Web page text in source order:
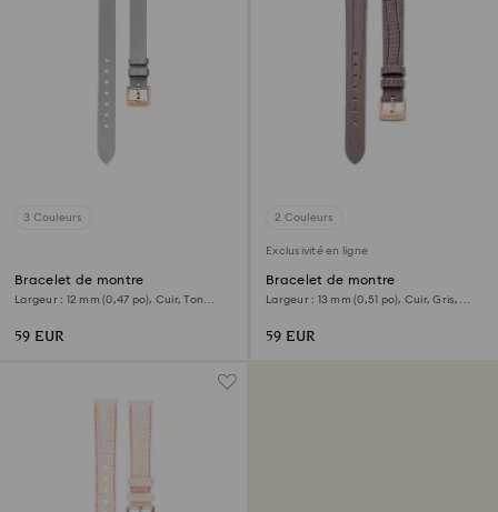
3 Couleurs
Bracelet de montre
Largeur : 12 mm (0,47 po), Cuir, Ton
59 EUR
2 Couleurs
Exclusivité en ligne
Bracelet de montre
Largeur : 13 mm (0,51 po), Cuir, Gris,
59 EUR